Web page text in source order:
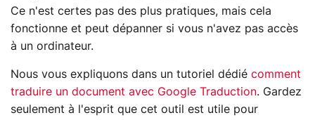
Ce n'est certes pas des plus pratiques, mais cela
fonctionne et peut dépanner si vous n'avez pas accès
à un ordinateur.
Nous vous expliquons dans un tutoriel dédié comment
traduire un document avec Google Traduction. Gardez
seulement à l'esprit que cet outil est utile pour